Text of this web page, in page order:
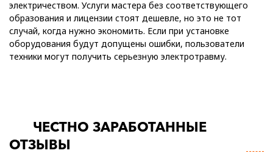
электричеством. Услуги мастера без соответствующего
образования и лицензии стоят дешевле, но это не тот
случай, когда нужно экономить. Если при установке
оборудования будут допущены ошибки, пользователи
техники могут получить серьезную электротравму.
ЧЕСТНО ЗАРАБОТАННЫЕ
ОТЗЫВЫ